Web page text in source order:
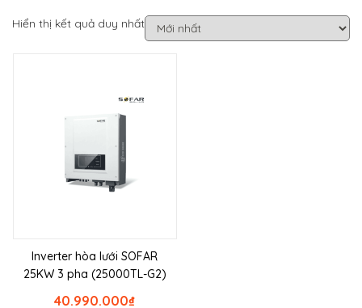
Hiển thị kết quả duy nhất
Inverter hòa lưới SOFAR
25KW 3 pha (25000TL-G2)
₫
40.990.000